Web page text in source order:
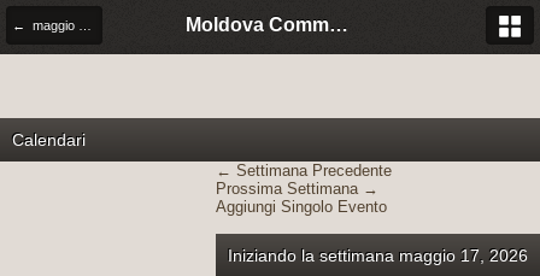
Moldova Community Italia
Calendari
← Settimana Precedente
Prossima Settimana →
Aggiungi Singolo Evento
Iniziando la settimana maggio 17, 2026